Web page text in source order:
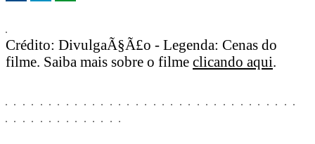
Crédito: DivulgaÃ§Ã£o - Legenda: Cenas do
filme. Saiba mais sobre o filme clicando aqui.